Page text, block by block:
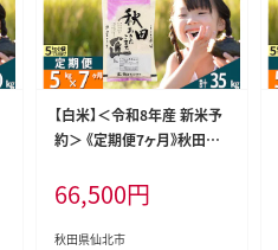
【白米】＜令和8年産 新米予
約＞ 《定期便7ヶ月》秋田県
1袋)×7回 5キロ お米 匠
[サンファーム西木 米5kg 米
5kg 米 5kg定期便 お米定期
66,500円
秋田県仙北市